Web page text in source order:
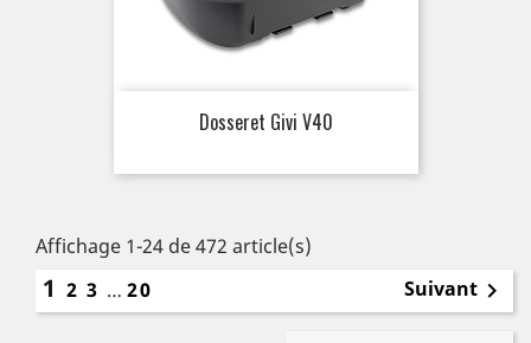
Dosseret Givi V40
Affichage 1-24 de 472 article(s)
1 2 3 … 20 Suivant 